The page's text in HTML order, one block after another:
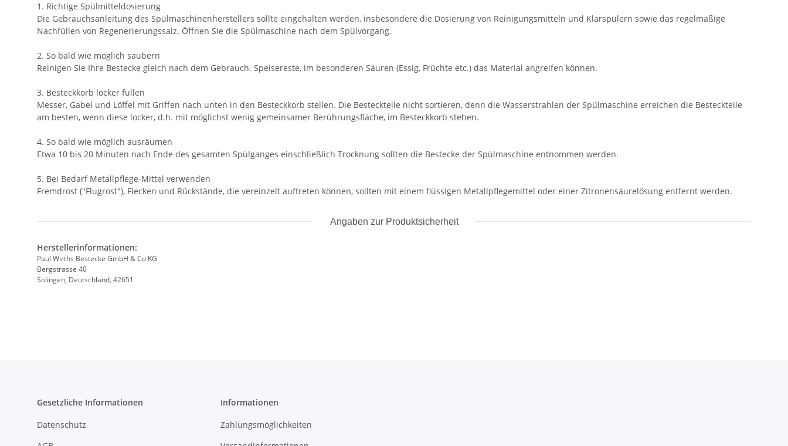
1. Richtige Spülmitteldosierung
Die Gebrauchsanleitung des Spülmaschinenherstellers sollte eingehalten werden, insbesondere die Dosierung von Reinigungsmitteln und Klarspülern sowie das regelmäßige
Nachfüllen von Regenerierungssalz. Öffnen Sie die Spülmaschine nach dem Spülvorgang.
2. So bald wie möglich säubern
Reinigen Sie Ihre Bestecke gleich nach dem Gebrauch. Speisereste, im besonderen Säuren (Essig, Früchte etc.) das Material angreifen können.
3. Besteckkorb locker füllen
Messer, Gabel und Löffel mit Griffen nach unten in den Besteckkorb stellen. Die Besteckteile nicht sortieren, denn die Wasserstrahlen der Spülmaschine erreichen die Besteckteile
am besten, wenn diese locker, d.h. mit möglichst wenig gemeinsamer Berührungsfläche, im Besteckkorb stehen.
4. So bald wie möglich ausräumen
Etwa 10 bis 20 Minuten nach Ende des gesamten Spülganges einschließlich Trocknung sollten die Bestecke der Spülmaschine entnommen werden.
5. Bei Bedarf Metallpflege-Mittel verwenden
Fremdrost ("Flugrost"), Flecken und Rückstände, die vereinzelt auftreten können, sollten mit einem flüssigen Metallpflegemittel oder einer Zitronensäurelösung entfernt werden.
Angaben zur Produktsicherheit
Herstellerinformationen:
Paul Wirths Bestecke GmbH & Co KG
Bergstrasse 40
Solingen, Deutschland, 42651
Gesetzliche Informationen
Datenschutz
Informationen
Zahlungsmöglichkeiten